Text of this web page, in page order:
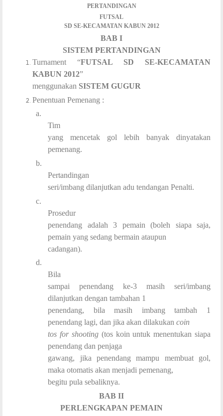
PERTANDINGAN
FUTSAL
SD SE-KECAMATAN KABUN 2012
BAB I
SISTEM PERTANDINGAN
Turnament “FUTSAL SD SE-KECAMATAN
KABUN 2012”
menggunakan SISTEM GUGUR
Penentuan Pemenang :
a.
Tim
yang mencetak gol lebih banyak dinyatakan
pemenang.
b.
Pertandingan
seri/imbang dilanjutkan adu tendangan Penalti.
c.
Prosedur
penendang adalah 3 pemain (boleh siapa saja,
pemain yang sedang bermain ataupun
cadangan).
d.
Bila
sampai penendang ke-3 masih seri/imbang
dilanjutkan dengan tambahan 1
penendang, bila masih imbang tambah 1
penendang lagi, dan jika akan dilakukancoin
tos for shooting (tos koin untuk menentukan siapa
penendang dan penjaga
gawang, jika penendang mampu membuat gol,
maka otomatis akan menjadi pemenang,
begitu pula sebaliknya.
BAB II
PERLENGKAPAN PEMAIN